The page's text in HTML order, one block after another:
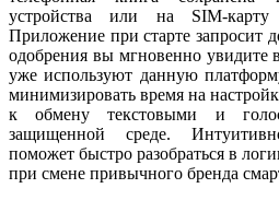
устройства или на SIM-
Приложение при старте запросит
одобрения вы мгновенно увидите
уже используют данную
минимизировать время на
к обмену текстовыми и
защищенной среде.
поможет быстро разобраться в
при смене привычного бренда